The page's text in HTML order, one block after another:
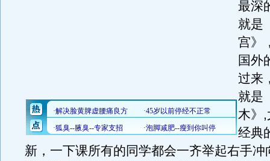
最深
就是
宫》
国外
过来
就是
木》,
经典
新，一下课所有的同学都会一齐举起右手冲